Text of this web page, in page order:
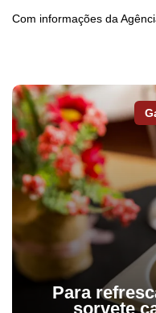
Com informações da
Para
sorvete